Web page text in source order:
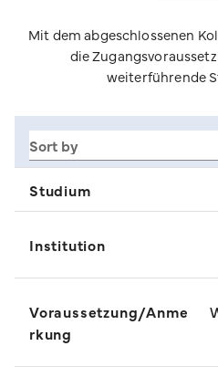
Mit dem abgeschlossenen
die
weiterführende
Sort by
Studium
Institution
Voraussetzung/Anme
rkung